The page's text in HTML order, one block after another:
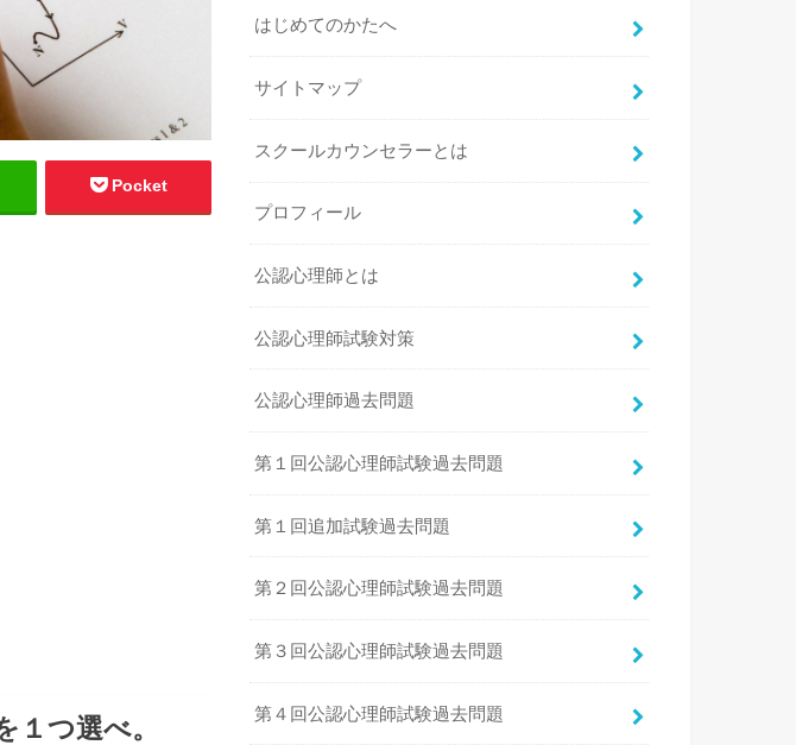
Pocket
つ選べ。
はじめてのかたへ
サイトマップ
スクールカウンセラーとは
プロフィール
公認心理師とは
公認心理師試験対策
公認心理師過去問題
第１回公認心理師試験過去問題
第１回追加試験過去問題
第２回公認心理師試験過去問題
第３回公認心理師試験過去問題
第４回公認心理師試験過去問題